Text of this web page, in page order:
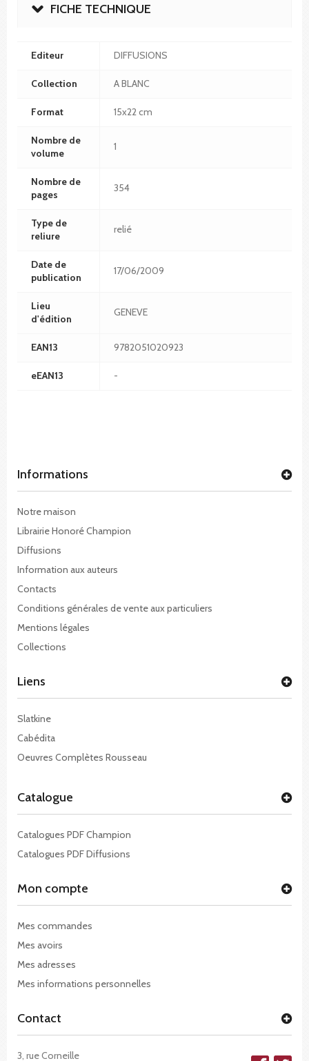
FICHE TECHNIQUE
Editeur DIFFUSIONS
Collection A BLANC
Format 15x22 cm
Nombre de
volume
1
Nombre de
pages
354
Type de
reliure
relié
Date de
publication
17/06/2009
Lieu
d'édition
GENEVE
EAN13 9782051020923
eEAN13 -
Informations
Notre maison
Librairie Honoré Champion
Diffusions
Information aux auteurs
Contacts
Conditions générales de vente aux particuliers
Mentions légales
Collections
Liens
Slatkine
Cabédita
Oeuvres Complètes Rousseau
Catalogue
Catalogues PDF Champion
Catalogues PDF Diffusions
Mon compte
Mes commandes
Mes avoirs
Mes adresses
Mes informations personnelles
Contact
3, rue Corneille